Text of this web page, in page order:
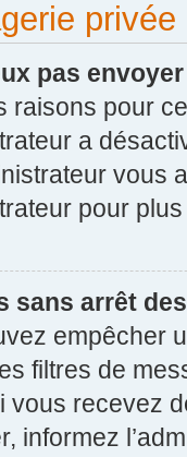
privée
pas
raisons pour
a
vous
pour
sans arrêt
empêcher
filtres de
vous recevez
informez